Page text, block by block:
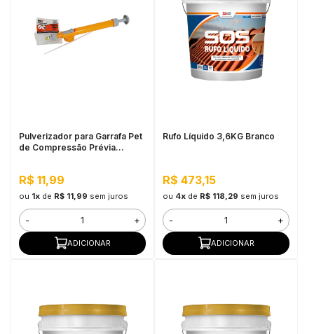
Pulverizador para Garrafa Pet
de Compressão Prévia
R$ 11,99
ou 1xde R$ 11,99 sem juros
- +
ADICIONAR
Rufo Líquido 3,6KG Branco
R$ 473,15
ou 4xde R$ 118,29 sem juros
- +
ADICIONAR